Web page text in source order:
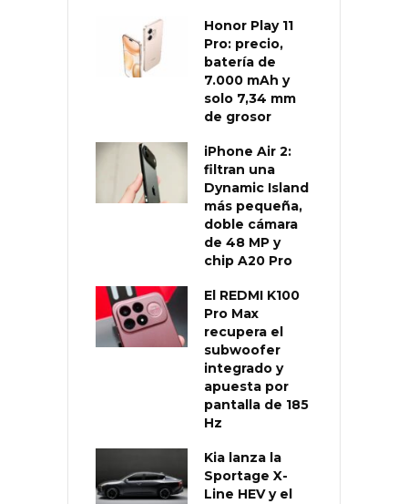
Honor Play 11
Pro: precio,
batería de
7.000 mAh y
solo 7,34 mm
de grosor
iPhone Air 2:
filtran una
Dynamic Island
más pequeña,
doble cámara
de 48 MP y
chip A20 Pro
El REDMI K100
Pro Max
recupera el
subwoofer
integrado y
apuesta por
pantalla de 185
Hz
Kia lanza la
Sportage X-
Line HEV y el